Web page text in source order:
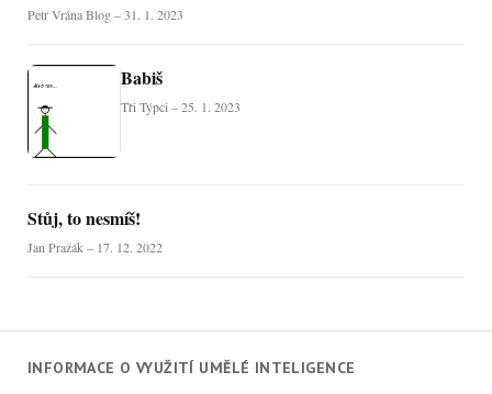
Petr Vrána Blog – 31. 1. 2023
Babiš
Tři Týpci – 25. 1. 2023
Stůj, to nesmíš!
Jan Pražák – 17. 12. 2022
INFORMACE O VYUŽITÍ UMĚLÉ INTELIGENCE